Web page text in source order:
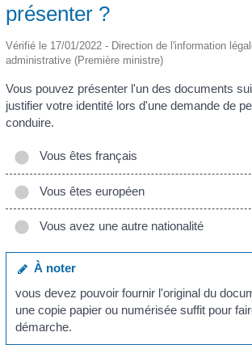
présenter ?
Vérifié le 17/01/2022 - Direction de l'information
administrative (Première ministre)
Vous pouvez présenter l'un des documents
justifier votre identité lors d'une demande de
conduire.
Vous êtes français
Vous êtes européen
Vous avez une autre nationalité
À noter
vous devez pouvoir fournir l'original du
une copie papier ou numérisée suffit pour
démarche.